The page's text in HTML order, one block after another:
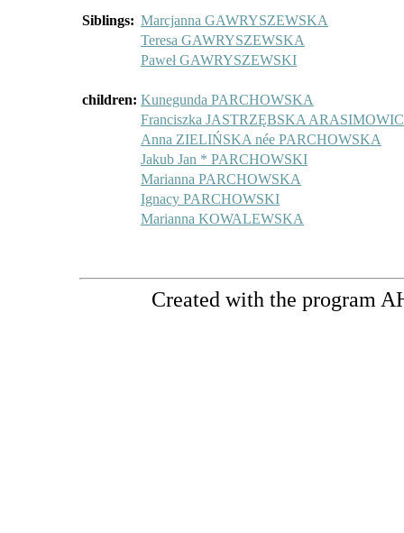
Siblings: Marcjanna GAWRYSZEWSKA
Teresa GAWRYSZEWSKA
Paweł GAWRYSZEWSKI
children: Kunegunda PARCHOWSKA
Franciszka JASTRZĘBSKA
Anna ZIELIŃSKA née PARCHOWSKA
Jakub Jan * PARCHOWSKI
Marianna PARCHOWSKA
Ignacy PARCHOWSKI
Marianna KOWALEWSKA
Created with the program